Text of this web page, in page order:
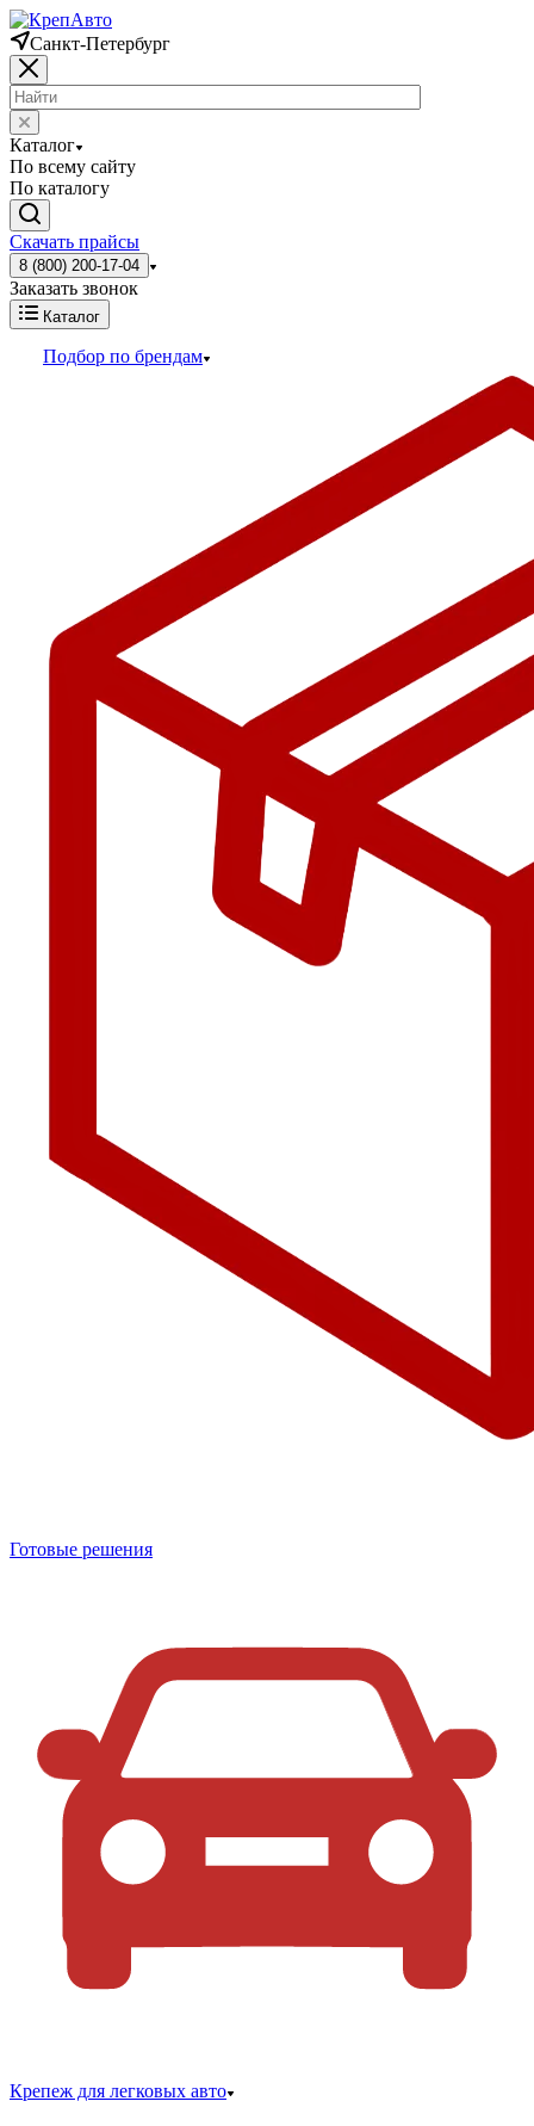
Санкт-Петербург
Каталог
По всему сайту
По каталогу
Скачать прайсы
8 (800) 200-17-04
Заказать звонок
Каталог
Подбор по брендам
Готовые решения
Крепеж для легковых авто